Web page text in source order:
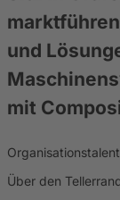
und
mit
Über den